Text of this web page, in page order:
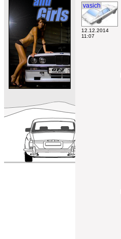
vasich
12.12.2014
11:07